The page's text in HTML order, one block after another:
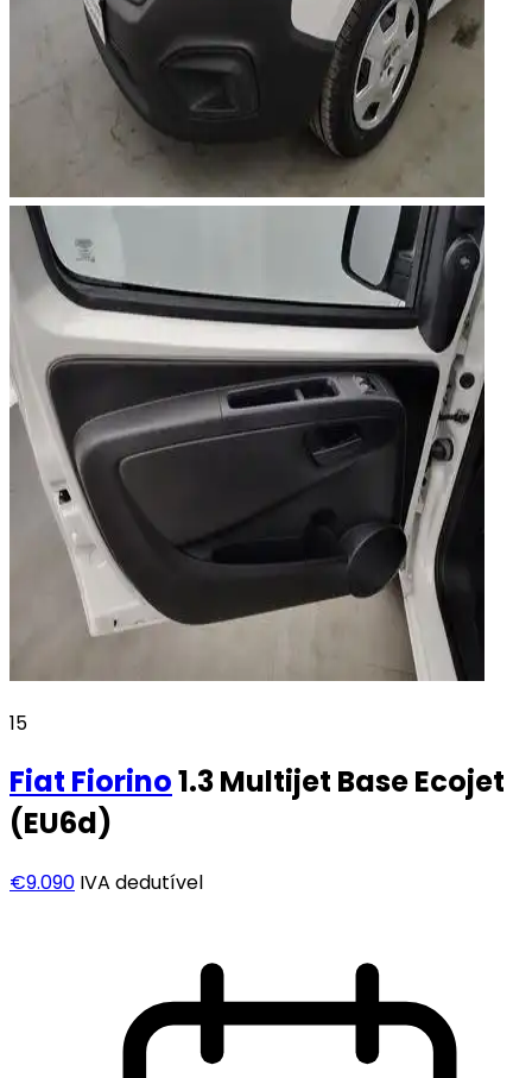
15
Fiat Fiorino1.3 Multijet Base Ecojet
(EU6d)
€9.090 IVA dedutível